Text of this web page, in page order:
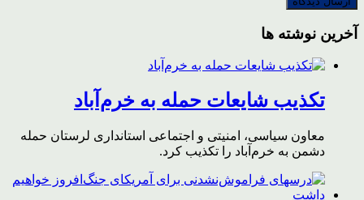
آخرین نوشته ها
تکذیب شایعات حمله به خرم‌آباد
معاون سیاسی، امنیتی و اجتماعی استانداری لرستان حمله
دشمن به خرم‌آباد را تکذیب کرد.